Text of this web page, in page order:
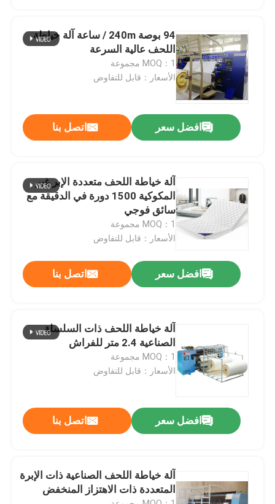
منتجات
فيديوهات
برنامج VR
جولة في المصنع
مراقبة الجودة
اتصل بنا
القضايا
94 بوصة 240m / ساعة آلة خياطة
اللحف عالية السرعة
MOQ：1 مجموعة
الأسعار：قابل للتفاوض
افضل سعر اتصل بنا
آلة خياطة اللحف متعددة الإبر غير
المكوكية 1500 دورة في الدقيقة مع
سائق فوجي
MOQ：1 مجموعة
الأسعار：قابل للتفاوض
افضل سعر اتصل بنا
آلة خياطة اللحف ذات السلسلة
الصناعية 2.4 متر للفراش
MOQ：1 مجموعة
الأسعار：قابل للتفاوض
افضل سعر اتصل بنا
آلة خياطة اللحف الصناعية ذات الإبرة
المتعددة ذات الاهتزاز المنخفض